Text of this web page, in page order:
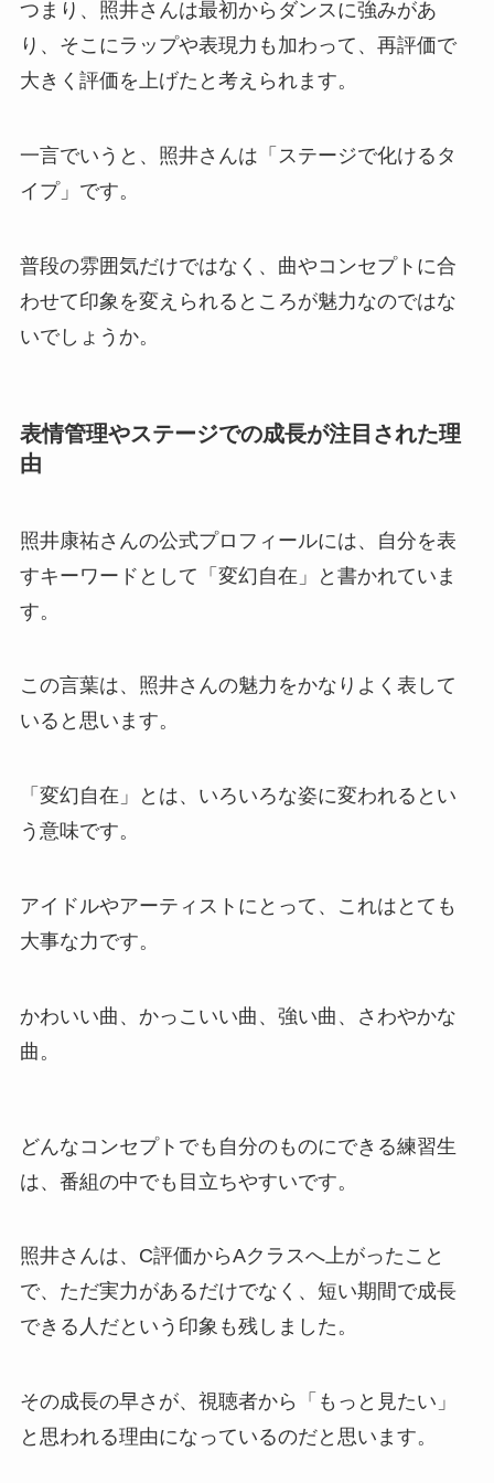
つまり、照井さんは最初からダンスに強みがあ
り、そこにラップや表現力も加わって、再評価で
大きく評価を上げたと考えられます。
一言でいうと、照井さんは「ステージで化けるタ
イプ」です。
普段の雰囲気だけではなく、曲やコンセプトに合
わせて印象を変えられるところが魅力なのではな
いでしょうか。
表情管理やステージでの成長が注目された理
由
照井康祐さんの公式プロフィールには、自分を表
すキーワードとして「変幻自在」と書かれていま
す。
この言葉は、照井さんの魅力をかなりよく表して
いると思います。
「変幻自在」とは、いろいろな姿に変われるとい
う意味です。
アイドルやアーティストにとって、これはとても
大事な力です。
かわいい曲、かっこいい曲、強い曲、さわやかな
曲。
どんなコンセプトでも自分のものにできる練習生
は、番組の中でも目立ちやすいです。
照井さんは、C評価からAクラスへ上がったこと
で、ただ実力があるだけでなく、短い期間で成長
できる人だという印象も残しました。
その成長の早さが、視聴者から「もっと見たい」
と思われる理由になっているのだと思います。